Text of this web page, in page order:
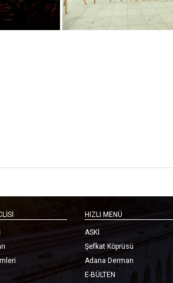
HIZLI MENÜ
ASKİ
Şefkat Köprüsü
Adana Derman
E-BÜLTEN